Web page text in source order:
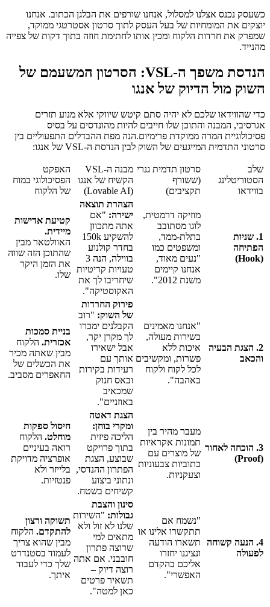
כשעסק נכנס אצלנו למסלול, אנחנו שורפים את הבלגן הכתוב. אנחנו
יוצקים את המומחיות של בעל העסק לתוך סרטון אסטרטגי ממוקד,
שמפרק את חרדות הלקוח ומכין אותו לחתימת חוזה בתוך דקות של צפייה
מהנייד.
הנדסת משפך ה-VSL: הסרטון המשעמם של
השוק מול הדיוק של אנגו
כדי שהווידאו שלכם לא יהיה סתם קיטש שיווקי אלא מנוע תזרים
אגרסיבי, המבנה והתוכן שלו חייבים להיות מהונדסים על בסיס
פסיכולוגיית המרה ממוקדת פרימיום.הנה מפת ההבדלים התפעוליים בין
סרטוני התדמית המייגעים של השוק לבין הנדסת ה-VSL של אנגו:
שלב
הסטוריטלינג
בווידאו
סרטון תדמית גנרי
(ששורף
תקציבים)
מבנה ה-VSL
הקשיח של אנגו
(Lovable AI)
האפקט
הפסיכולוגי במוח
של הלקוח
1. שניות
הפתיחה
(Hook)
מוזיקה דרמטית,
לוגו מסתובב
בתלת-ממד,
ומשפטים כמו
"נעים מאוד,
אנחנו קיימים
משנת 2012".
הצהרת תוצאה
ישירה: "אם
אתה מתכוון
להשקיע 150k
בחדר קולנוע
בווילה, הנה 3
טעויות קריטיות
שיחריבו לך את
האקוסטיקה".
קטיעת אדישות
מיידית.
האוולטאר מבין
שהתוכן הזה שווה
את הזמן היקר
שלו.
2. הצגת הבעיה
והכאב
"אנחנו מאמינים
בשירות מעולה,
איכות ללא
פשרות, ומקשיבים
לכל לקוח ולקוח
באהבה".
פירוק החרדות
של השוק: "רוב
הקבלנים ימכרו
לך מקרן יקר,
אבל ישאירו
אותך עם
רעידות בקירות
ובאס חנוק
שמכאיב
באוזניים".
בניית סמכות
אכזרית. הלקוח
מבין שאתה מכיר
את הכשלים של
החאפרים מסביב.
3. הוכחה לאחור
(Proof)
מעבר מהיר בין
תמונות אקראיות
של מוצרים עם
כתוביות צבעוניות
וצעקניות.
הצגת דאטה
ומקרי בוחן:
הליכה פיזית
בתוך פרויקט
שבוצע, הצגת
הפתרון ההנדסי,
ונתוני ביצוע
קשיחים בשטח.
חיסול ספקות
מוחלט. הלקוח
רואה בעיניים
אופרציה מדויקת
בלייזר ולא
פנטזיות.
4. הנעה קשוחה
לפעולה
"נשמח אם
תתקשרו אלינו או
תשארו הודעה
ונציגנו יחזרו
אליכם בהקדם
האפשרי".
סינון והצבת
גבולות: "השירות
שלנו לא זול ולא
מתאים למי
שרוצה פתרון
חובבני. אם אתה
רוצה דיוק –
תשאיר פרטים
כאן למטה".
תשוקה ורצון
להתקדם. הלקוח
מבין שהוא צריך
לעמוד בסטנדרט
שלך כדי לעבוד
איתך.